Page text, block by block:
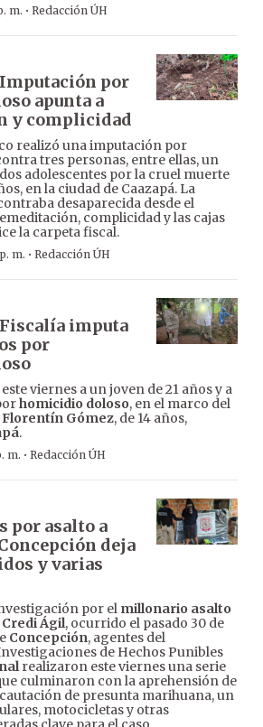
m. · Redacción ÚH
por
apunta a
y complicidad
realizó una imputación por
tres personas, entre ellas, un
adolescentes por la cruel muerte
en la ciudad de Caazapá. La
desaparecida desde el
complicidad y las cajas
la carpeta fiscal.
m. · Redacción ÚH
imputa
por
viernes a un joven de 21 años y a
homicidio doloso, en el marco del
Florentín Gómez, de 14 años,
.
m. · Redacción ÚH
por asalto a
deja
y varias
por el millonario asalto
Credi Ágil, ocurrido el pasado 30 de
Concepción, agentes del
de Hechos Punibles
realizaron este viernes una serie
culminaron con la aprehensión de
de presunta marihuana, un
motocicletas y otras